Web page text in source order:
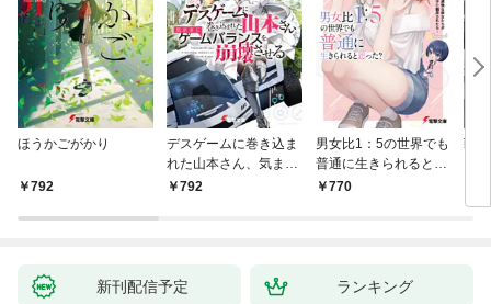
ほうかごがかり
792
デスゲームに巻き込ま
れた山本さん、気まま
にゲームバランスを崩
792
男女比1：5の世界でも
普通に生きられると思
った？ ～激重感情な
770
戦
特
新刊配信予定 ランキング